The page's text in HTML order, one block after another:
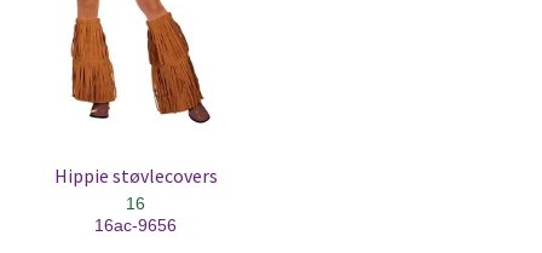
Hippie støvlecovers
16
16ac-9656